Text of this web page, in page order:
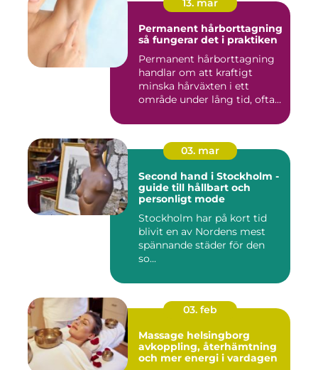
13. mar
Permanent hårborttagning
så fungerar det i praktiken
Permanent hårborttagning
handlar om att kraftigt
minska hårväxten i ett
område under lång tid, ofta
03. mar
Second hand i Stockholm -
guide till hållbart och
personligt mode
Stockholm har på kort tid
blivit en av Nordens mest
spännande städer för den
so...
03. feb
Massage helsingborg
avkoppling, återhämtning
och mer energi i vardagen